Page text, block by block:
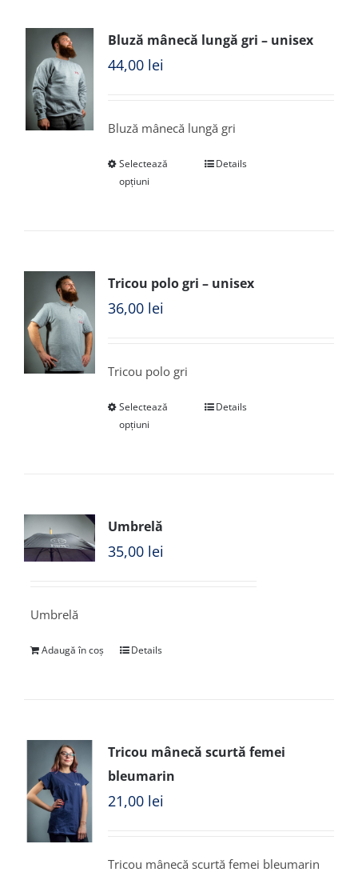
Bluză mânecă lungă gri – unisex
44,00 lei
Bluză mânecă lungă gri
Selectează
opțiuni
Details
Tricou polo gri – unisex
36,00 lei
Tricou polo gri
Selectează
opțiuni
Details
Umbrelă
35,00 lei
Umbrelă
Adaugă în coș Details
Tricou mânecă scurtă femei
bleumarin
21,00 lei
Tricou mânecă scurtă femei bleumarin